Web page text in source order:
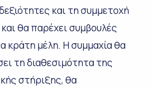
και τη συμμετοχή
θα παρέχει συμβουλές
κράτη μέλη. Η συμμαχία θα
τη διαθεσιμότητα της
στήριξης, θα